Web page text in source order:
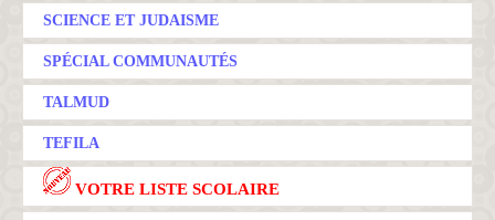
SCIENCE ET JUDAISME
SPÉCIAL COMMUNAUTÉS
TALMUD
TEFILA
VOTRE LISTE SCOLAIRE